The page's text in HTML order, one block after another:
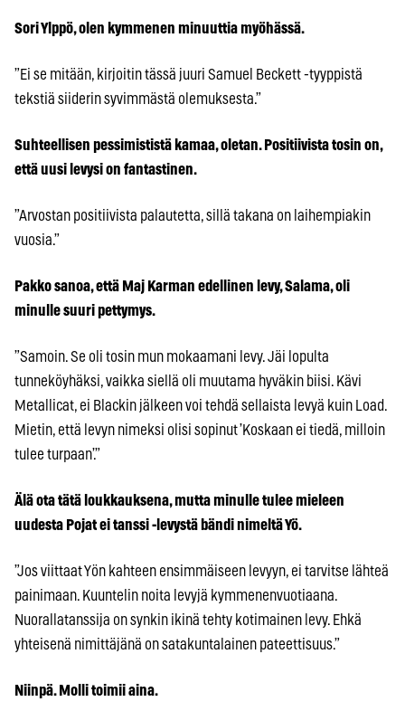
Sori Ylppö, olen kymmenen minuuttia myöhässä.
”Ei se mitään, kirjoitin tässä juuri Samuel Beckett -tyyppistä
tekstiä siiderin syvimmästä olemuksesta.”
Suhteellisen pessimististä kamaa, oletan. Positiivista tosin on,
että uusi levysi on fantastinen.
”Arvostan positiivista palautetta, sillä takana on laihempiakin
vuosia.”
Pakko sanoa, että Maj Karman edellinen levy, Salama, oli
minulle suuri pettymys.
”Samoin. Se oli tosin mun mokaamani levy. Jäi lopulta
tunneköyhäksi, vaikka siellä oli muutama hyväkin biisi. Kävi
Metallicat, ei Blackin jälkeen voi tehdä sellaista levyä kuin Load.
Mietin, että levyn nimeksi olisi sopinut ’Koskaan ei tiedä, milloin
tulee turpaan’.”
Älä ota tätä loukkauksena, mutta minulle tulee mieleen
uudesta Pojat ei tanssi -levystä bändi nimeltä Yö.
”Jos viittaat Yön kahteen ensimmäiseen levyyn, ei tarvitse lähteä
painimaan. Kuuntelin noita levyjä kymmenenvuotiaana.
Nuorallatanssija on synkin ikinä tehty kotimainen levy. Ehkä
yhteisenä nimittäjänä on satakuntalainen pateettisuus.”
Niinpä. Molli toimii aina.